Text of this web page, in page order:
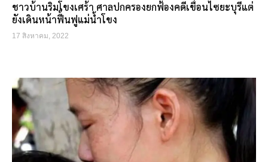
ชาวบ้านริมโขงเศร้า ศาลปกครองยกฟ้องคดีเขื่อนไซยะบุรีแต่
ยังเดินหน้าฟื้นฟูแม่น้ำโขง
17 สิงหาคม, 2022